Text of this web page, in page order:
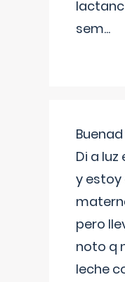
sem...
Di a
y
pero
noto q
leche